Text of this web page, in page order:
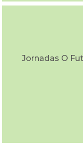
Jornadas O